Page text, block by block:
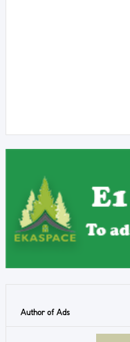
Author of Ads